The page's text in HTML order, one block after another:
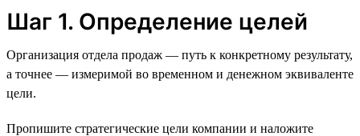
Шаг 1. Определение целей
Организация отдела продаж — путь к конкретному результату,
а точнее — измеримой во временном и денежном эквиваленте
цели.
Пропишите стратегические цели компании и наложите